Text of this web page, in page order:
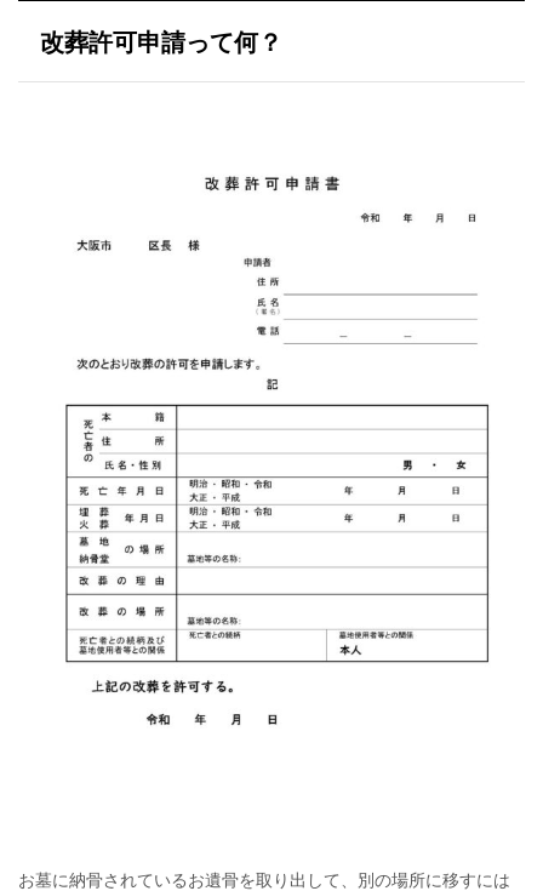
改葬許可申請って何？
お墓に納骨されているお遺骨を取り出して、別の場所に移すには